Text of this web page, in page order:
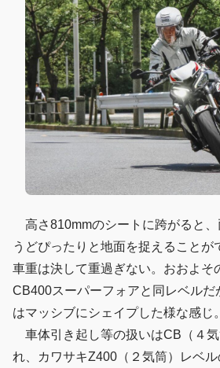
高さ810mmのシートに跨がると、
うどぴったりと地面を捉えることが
車重は決して重過ぎない。おおよそ
CB400スーパーフォアと同レベルだ
はマッシブにシェイプした様な感じ。
車体引き起し等の扱いはCB（４
れ、カワサキZ400（２気筒）レベ